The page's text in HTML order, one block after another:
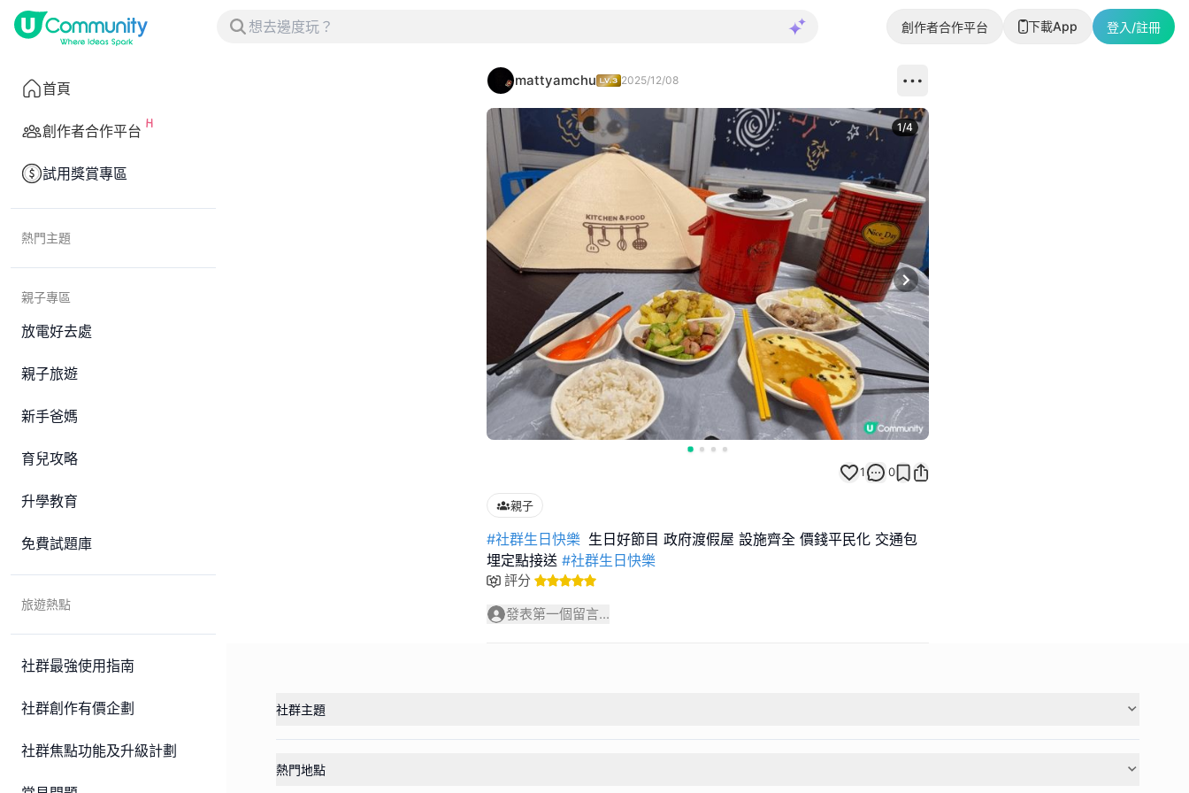
創作者合作平台 下載App 登入/註冊
首頁
創作者合作平台
試用獎賞專區
熱門主題
親子專區
放電好去處
親子旅遊
新手爸媽
育兒攻略
升學教育
免費試題庫
旅遊熱點
社群最強使用指南
社群創作有價企劃
社群焦點功能及升級計劃
mattyamchu 2025/12/08
Next slide
1/4
1 0
親子
#社群生日快樂 生日好節目 政府渡假屋 設施齊全 價錢平民化 交通包
埋定點接送 #社群生日快樂
評分
發表第一個留言...
社群主題
熱門地點